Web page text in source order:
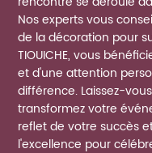
Nos experts vous
de la décoration pour
TIOUICHE, vous
et d'une attention
différence. Laissez-
transformez votre
reflet de votre succès
l'excellence pour